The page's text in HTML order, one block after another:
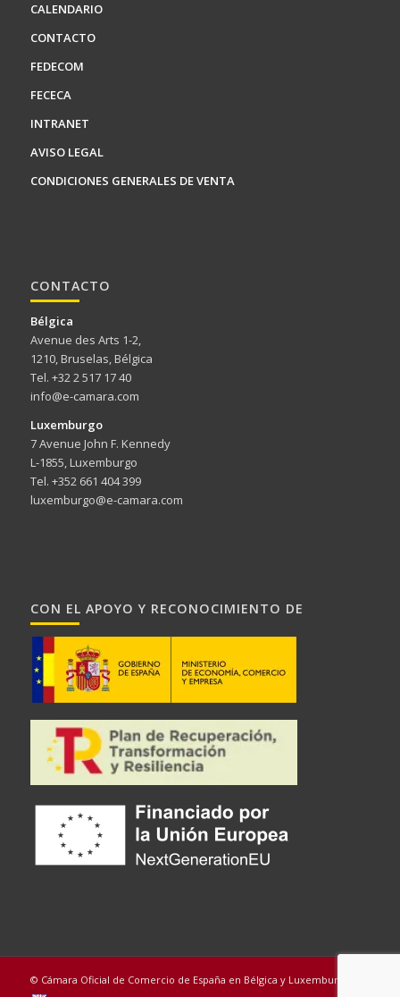
CALENDARIO
CONTACTO
FEDECOM
FECECA
INTRANET
AVISO LEGAL
CONDICIONES GENERALES DE VENTA
CONTACTO
Bélgica
Avenue des Arts 1-2,
1210, Bruselas, Bélgica
Tel. +32 2 517 17 40
info@e-camara.com
Luxemburgo
7 Avenue John F. Kennedy
L-1855, Luxemburgo
Tel. +352 661 404 399
luxemburgo@e-camara.com
CON EL APOYO Y RECONOCIMIENTO DE
© Cámara Oficial de Comercio de España en Bélgica y Luxemburgo